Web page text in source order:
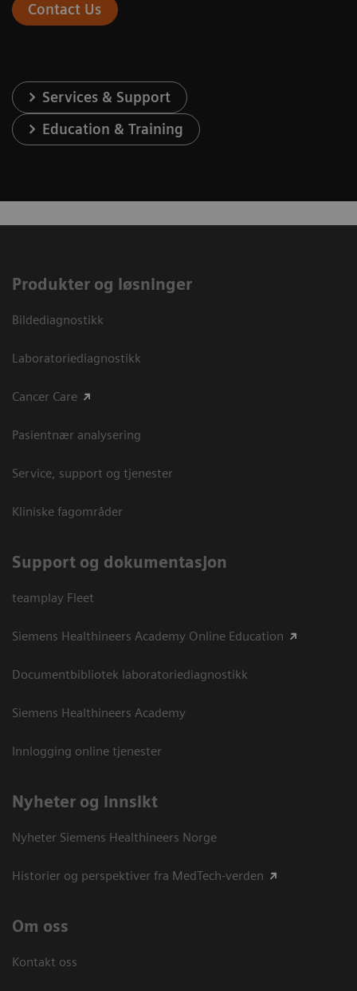
Contact Us
Services & Support
Education & Training
Produkter og løsninger
Bildediagnostikk
Laboratoriediagnostikk
Cancer Care
Pasientnær analysering
Service, support og tjenester
Kliniske fagområder
Support og dokumentasjon
teamplay Fleet
Siemens Healthineers Academy Online Education
Documentbibliotek laboratoriediagnostikk
Siemens Healthineers Academy
Innlogging online tjenester
Nyheter og innsikt
Nyheter Siemens Healthineers Norge
Historier og perspektiver fra MedTech-verden
Om oss
Kontakt oss